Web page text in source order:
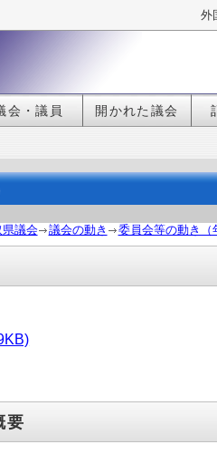
外
会・議員 開かれた議会
県議会 議会の動き 委員会等の動き（
要